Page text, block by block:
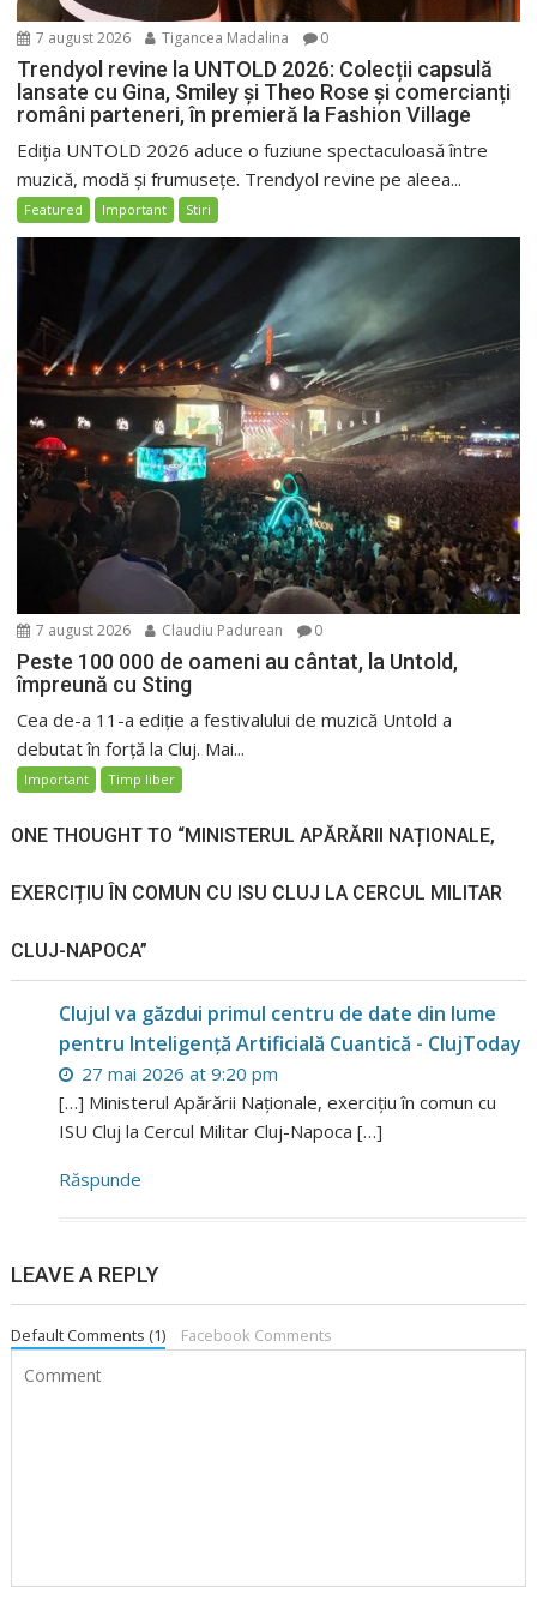
7 august 2026 Tigancea Madalina 0
Trendyol revine la UNTOLD 2026: Colecții capsulă
lansate cu Gina, Smiley și Theo Rose și comercianți
români parteneri, în premieră la Fashion Village
Ediția UNTOLD 2026 aduce o fuziune spectaculoasă între
muzică, modă și frumusețe. Trendyol revine pe aleea...
Featured Important Stiri
7 august 2026 Claudiu Padurean 0
Peste 100 000 de oameni au cântat, la Untold,
împreună cu Sting
Cea de-a 11-a ediție a festivalului de muzică Untold a
debutat în forță la Cluj. Mai...
Important Timp liber
ONE THOUGHT TO “MINISTERUL APĂRĂRII NAȚIONALE,
EXERCIȚIU ÎN COMUN CU ISU CLUJ LA CERCUL MILITAR
CLUJ-NAPOCA”
Clujul va găzdui primul centru de date din lume
pentru Inteligență Artificială Cuantică - ClujToday
27 mai 2026 at 9:20 pm
[…] Ministerul Apărării Naționale, exercițiu în comun cu
ISU Cluj la Cercul Militar Cluj-Napoca […]
Răspunde
LEAVE A REPLY
Default Comments (1) Facebook Comments